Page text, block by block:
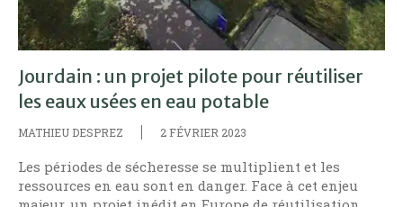
Jourdain : un projet pilote pour réutiliser
les eaux usées en eau potable
MATHIEU DESPREZ 2 FÉVRIER 2023
Les périodes de sécheresse se multiplient et les
ressources en eau sont en danger. Face à cet enjeu